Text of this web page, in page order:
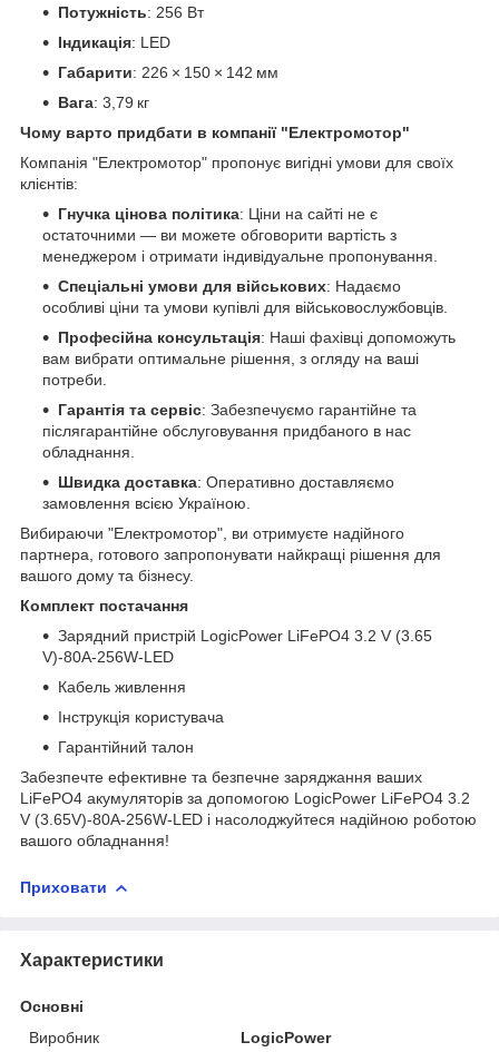
Потужність: 256 Вт
Індикація: LED
Габарити: 226 × 150 × 142 мм
Вага: 3,79 кг
Чому варто придбати в компанії "Електромотор"
Компанія "Електромотор" пропонує вигідні умови для своїх
клієнтів:
Гнучка цінова політика: Ціни на сайті не є
остаточними — ви можете обговорити вартість з
менеджером і отримати індивідуальне пропонування.
Спеціальні умови для військових: Надаємо
особливі ціни та умови купівлі для військовослужбовців.
Професійна консультація: Наші фахівці допоможуть
вам вибрати оптимальне рішення, з огляду на ваші
потреби.
Гарантія та сервіс: Забезпечуємо гарантійне та
післягарантійне обслуговування придбаного в нас
обладнання.
Швидка доставка: Оперативно доставляємо
замовлення всією Україною.
Вибираючи "Електромотор", ви отримуєте надійного
партнера, готового запропонувати найкращі рішення для
вашого дому та бізнесу.
Комплект постачання
Зарядний пристрій LogicPower LiFePO4 3.2 V (3.65
V)-80A-256W-LED
Кабель живлення
Інструкція користувача
Гарантійний талон
Забезпечте ефективне та безпечне заряджання ваших
LiFePO4 акумуляторів за допомогою LogicPower LiFePO4 3.2
V (3.65V)-80A-256W-LED і насолоджуйтеся надійною роботою
вашого обладнання!
Приховати
Характеристики
Основні
Виробник
LogicPower